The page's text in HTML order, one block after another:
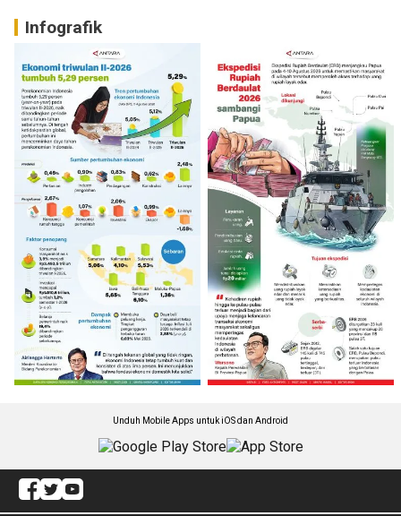
Infografik
Unduh Mobile Apps untuk iOS dan Android